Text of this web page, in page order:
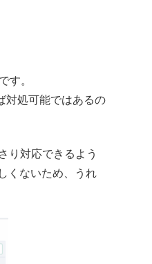
す。
対処可能ではあるの
り対応できるよう
くないため、うれ